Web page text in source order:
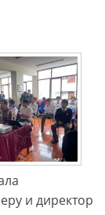
и директор